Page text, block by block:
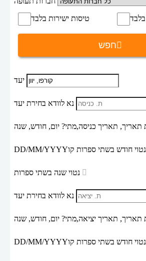
חפש
טיסות ישירות בלבד
יעד
נא לוודא בחירת יעד
תאריך, תאריך כניסה,מתי? יום, חודש, שנה
DD/MM/YYYYחודש בשתי ספרות קו
נא לוודא בחירת יעד
תאריך, תאריך יציאה,מתי? יום, חודש, שנה
DD/MM/YYYYחודש בשתי ספרות קו